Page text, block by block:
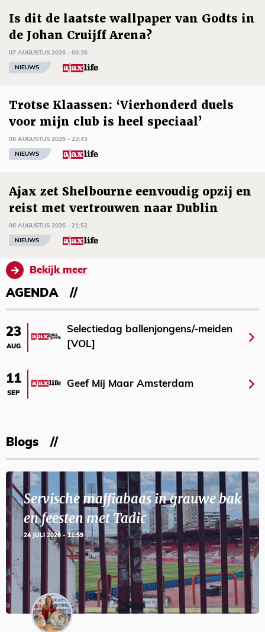
Is dit de laatste wallpaper van Godts in
de Johan Cruijff Arena?
07 AUGUSTUS 2026 - 00:36
NIEUWS
Trotse Klaassen: ‘Vierhonderd duels
voor mijn club is heel speciaal’
06 AUGUSTUS 2026 - 23:43
NIEUWS
Ajax zet Shelbourne eenvoudig opzij en
reist met vertrouwen naar Dublin
06 AUGUSTUS 2026 - 21:52
NIEUWS
Bekijk meer
AGENDA
23
AUG
Selectiedag ballenjongens/-meiden
[VOL]
11
SEP
Geef Mij Maar Amsterdam
Blogs
Servische maffiabaas in grauwe bak
en feesten met Tadic
24 JULI 2026 - 11:59